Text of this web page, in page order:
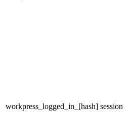
workpress_logged_in_[hash] session